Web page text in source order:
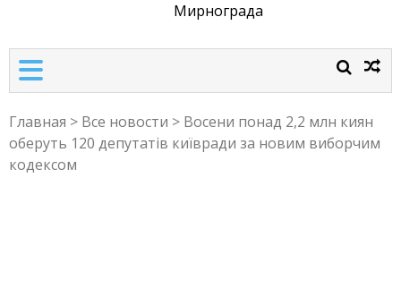
Мирнограда
Главная > Все новости > Восени понад 2,2 млн киян
оберуть 120 депутатів київради за новим виборчим
кодексом